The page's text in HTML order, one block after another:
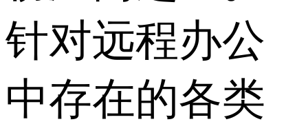
针对远程办公
中存在的各类